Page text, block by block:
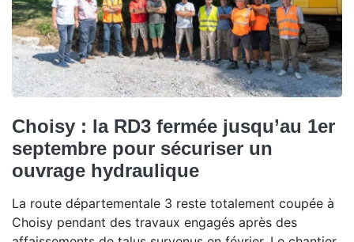
Choisy : la RD3 fermée jusqu’au 1er
septembre pour sécuriser un
ouvrage hydraulique
La route départementale 3 reste totalement coupée à
Choisy pendant des travaux engagés après des